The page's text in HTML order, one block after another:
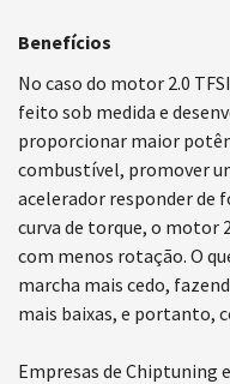
Benefícios
No caso do motor 2.0
feito sob medida e
proporcionar maior
combustível, promover
acelerador responder de
curva de torque, o motor
com menos rotação. O
marcha mais cedo,
mais baixas, e portanto,
Empresas de